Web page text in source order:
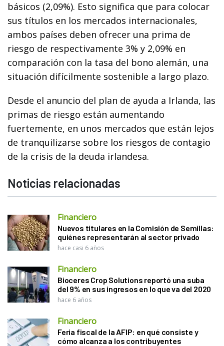
básicos (2,09%). Esto significa que para colocar
sus títulos en los mercados internacionales,
ambos países deben ofrecer una prima de
riesgo de respectivamente 3% y 2,09% en
comparación con la tasa del bono alemán, una
situación difícilmente sostenible a largo plazo.
Desde el anuncio del plan de ayuda a Irlanda, las
primas de riesgo están aumentando
fuertemente, en unos mercados que están lejos
de tranquilizarse sobre los riesgos de contagio
de la crisis de la deuda irlandesa.
Noticias relacionadas
Financiero
Nuevos titulares en la Comisión de Semillas:
quiénes representarán al sector privado
hace casi 6 años
Financiero
Bioceres Crop Solutions reportó una suba
del 9% en sus ingresos en lo que va del 2020
hace 6 años
Financiero
Feria fiscal de la AFIP: en qué consiste y
cómo alcanza a los contribuyentes